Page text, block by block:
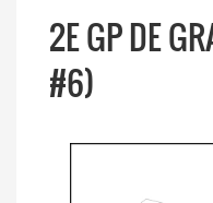
2E GP DE
#6)